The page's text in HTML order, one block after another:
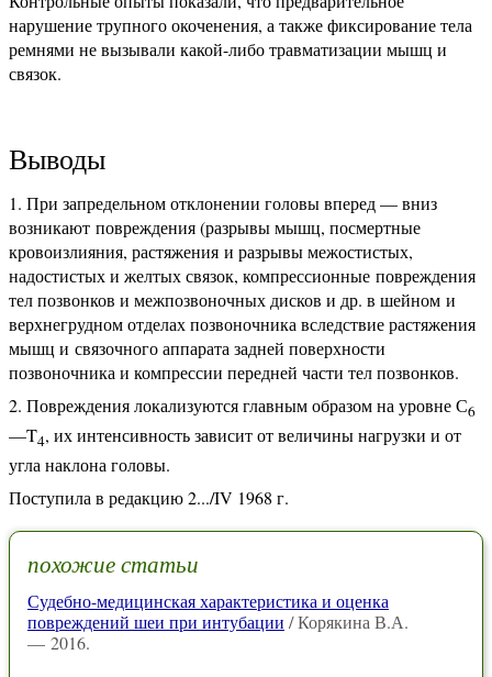
нарушение трупного окоченения, а также фиксирование тела
ремнями не вызывали какой-либо травматизации мышц и
связок.
Выводы
При запредельном отклонении головы вперед — вниз
возникают повреждения (разрывы мышц, посмертные
кровоизлияния, растяжения и разрывы межостистых,
надостистых и желтых связок, компрессионные повреждения
тел позвонков и межпозвоночных дисков и др. в шейном и
верхнегрудном отделах позвоночника вследствие растяжения
мышц и связочного аппарата задней поверхности
позвоночника и компрессии передней части тел позвонков.
Повреждения локализуются главным образом на уровне С6
—T4, их интенсивность зависит от величины нагрузки и от
угла наклона головы.
Поступила в редакцию 2.../IV 1968 г.
похожие статьи
Судебно-медицинская характеристика и оценка
повреждений шеи при интубации / Корякина В.А.
— 2016.